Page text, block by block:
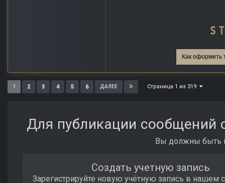
Как оформить
1 2 3 4 5 6 ДАЛЕЕ Страница 1 из 319
Для публикации сообщений
Вы должны быть
Создать учетную запись
Зарегистрируйте новую учётную запись в нашем